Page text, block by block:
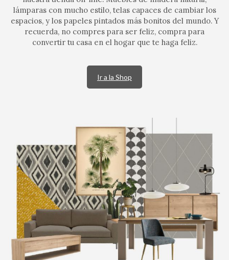
lámparas con mucho estilo, telas capaces de cambiar los
espacios, y los papeles pintados más bonitos del mundo. Y
recuerda, no compres para ser feliz, compra para
convertir tu casa en el hogar que te haga feliz.
Ir a la Shop